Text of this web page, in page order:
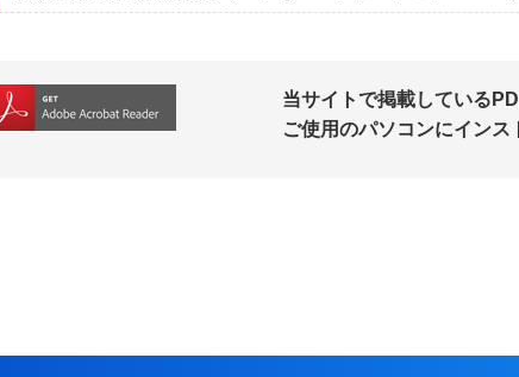
当サイトで掲載している
ご使用のパソコンにインス